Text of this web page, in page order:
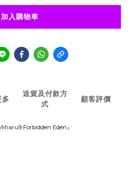
加入購物車
多
送貨及付款方
式
顧客評價
Forbidden Eden』